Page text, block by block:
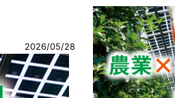
2026/05/28